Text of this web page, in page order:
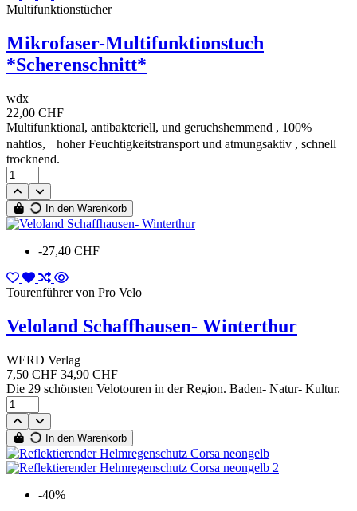
Multifunktionstücher
Mikrofaser-Multifunktionstuch
*Scherenschnitt*
wdx
22,00 CHF
Multifunktional, antibakteriell, und geruchshemmend , 100%
nahtlos, hoher Feuchtigkeitstransport und atmungsaktiv , schnell
trocknend.
In den Warenkorb
-27,40 CHF
Tourenführer von Pro Velo
Veloland Schaffhausen- Winterthur
WERD Verlag
7,50 CHF 34,90 CHF
Die 29 schönsten Velotouren in der Region. Baden- Natur- Kultur.
In den Warenkorb
-40%